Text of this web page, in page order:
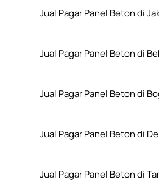
Jual Pagar Panel Beton di
Jual Pagar Panel Beton di
Jual Pagar Panel Beton di
Jual Pagar Panel Beton di
Jual Pagar Panel Beton di